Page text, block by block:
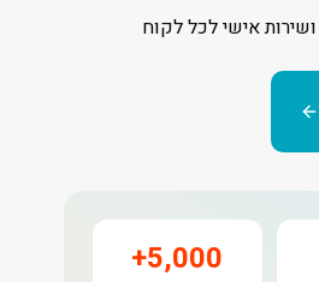
אישי לכל לקוח
5,000+